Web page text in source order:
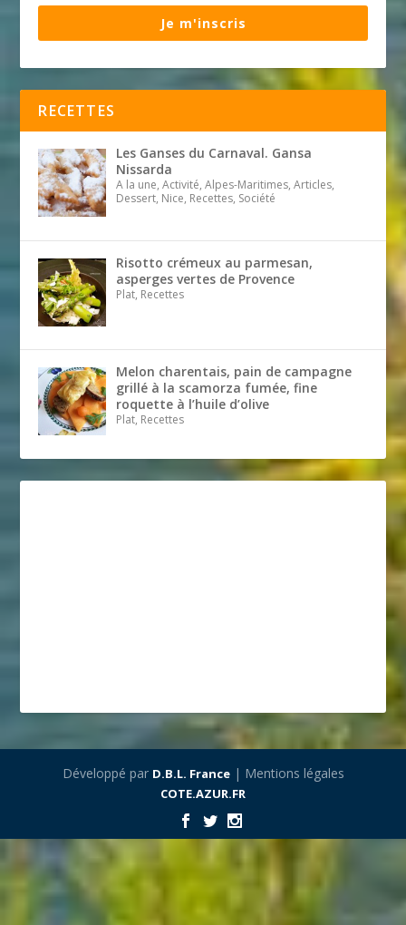
Je m'inscris
RECETTES
Les Ganses du Carnaval. Gansa
Nissarda
A la une, Activité, Alpes-Maritimes, Articles,
Dessert, Nice, Recettes, Société
Risotto crémeux au parmesan,
asperges vertes de Provence
Plat, Recettes
Melon charentais, pain de campagne
grillé à la scamorza fumée, fine
roquette à l’huile d’olive
Plat, Recettes
Développé par D.B.L. France| Mentions légales
COTE.AZUR.FR